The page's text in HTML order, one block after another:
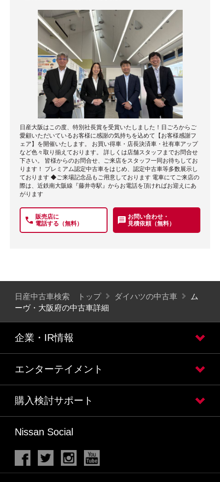
日産大阪はこの度、特別社長賞を受賞いたしました！日ごろからご
愛顧いただいているお客様に感謝の気持ちを込めて【お客様感謝フ
ェア】を開催いたします。 お買い得車・店長決済車・社有車アップ
など色々取り揃えております。 詳しくは店舗スタッフまでお問合せ
下さい。 皆様からのお問合せ、ご来店をスタッフ一同お待ちしてお
ります！ プレミアム認定中古車をはじめ、認定中古車等多数展示し
ております ◆ご来場記念品もご用意しております 電車にてご来店の
際は、近鉄南大阪線『藤井寺駅』からお電話を頂ければお迎えにあ
がります
販売店に
電話する（無料）
お問い合わせ・
見積依頼（無料）
日産中古車検索 トップ ダイハツの中古車
ム
ーヴ・大阪府の中古車詳細
企業・IR情報
エンターテイメント
購入検討サポート
Nissan Social